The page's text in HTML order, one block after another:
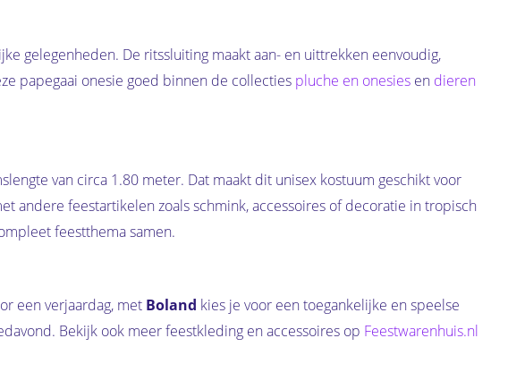
gelegenheden. De ritssluiting maakt aan- en uittrekken eenvoudig,
papegaai onesie goed binnen de collecties pluche en onesies en dieren
van circa 1.80 meter. Dat maakt dit unisex kostuum geschikt voor
andere feestartikelen zoals schmink, accessoires of decoratie in tropisch
feestthema samen.
een verjaardag, met Boland kies je voor een toegankelijke en speelse
Bekijk ook meer feestkleding en accessoires op Feestwarenhuis.nl